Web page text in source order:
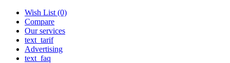
Wish List (0)
Compare
Our services
text_tarif
Advertising
text_faq